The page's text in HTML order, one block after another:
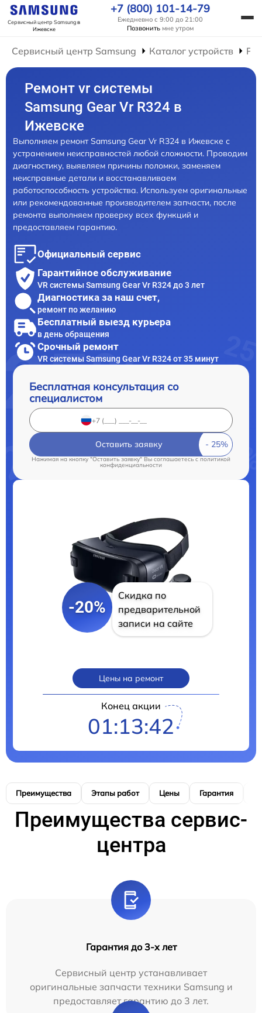
Сервисный центр Samsungв
Ижевске
+7 (800) 101-14-79
Ежедневно с 9:00 до 21:00
Позвонить мне утром
Сервисный центр Samsung Каталог устройств
Ремонт vr системы
Samsung Gear Vr R324 в
Ижевске
Выполняем ремонт Samsung Gear Vr R324 в Ижевске с
устранением неисправностей любой сложности. Проводим
диагностику, выявляем причины поломки, заменяем
неисправные детали и восстанавливаем
работоспособность устройства. Используем оригинальные
или рекомендованные производителем запчасти, после
ремонта выполняем проверку всех функций и
предоставляем гарантию.
Официальный сервис
Гарантийное обслуживание
VR системы Samsung Gear Vr R324 до 3 лет
Диагностика за наш счет,
ремонт по желанию
Бесплатный выезд курьера
в день обращения
Срочный ремонт
VR системы Samsung Gear Vr R324 от 35 минут
Бесплатная консультация со
специалистом
Оставить заявку
Нажимая на кнопку "Оставить заявку" Вы соглашаетесь c политикой
конфиденциальности
-20%
Скидка по
предварительной
записи на сайте
Цены на ремонт
Конец акции
01:13:41
Преимущества Этапы работ Цены Гарантия
Преимущества сервис-
центра
Гарантия до 3-х лет
Сервисный центр устанавливает
оригинальные запчасти техники Samsung и
предоставляет гарантию до 3 лет.